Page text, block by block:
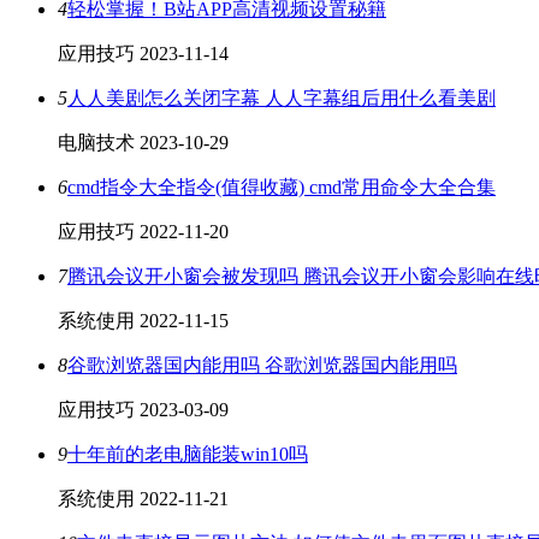
4轻松掌握！B站APP高清视频设置秘籍
应用技巧 2023-11-14
5人人美剧怎么关闭字幕 人人字幕组后用什么看美剧
电脑技术 2023-10-29
6cmd指令大全指令(值得收藏) cmd常用命令大全合集
应用技巧 2022-11-20
7腾讯会议开小窗会被发现吗 腾讯会议开小窗会影响在线
系统使用 2022-11-15
8谷歌浏览器国内能用吗 谷歌浏览器国内能用吗
应用技巧 2023-03-09
9十年前的老电脑能装win10吗
系统使用 2022-11-21